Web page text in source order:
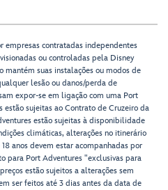
empresas contratadas independentes
ou controladas pela Disney
mantém suas instalações ou modos de
lesão ou danos/perda de
expor-se em ligação com uma Port
estão sujeitas ao Contrato de Cruzeiro da
estão sujeitas à disponibilidade
climáticas, alterações no itinerário
anos devem estar acompanhadas por
para Port Adventures "exclusivas para
estão sujeitos a alterações sem
ser feitos até 3 dias antes da data de